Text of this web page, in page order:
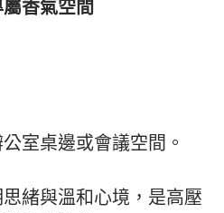
香氣空間
室桌邊或會議空間。
緒與溫和心境，是高壓